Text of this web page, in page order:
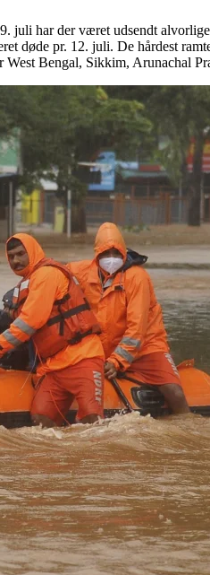
juli har der været udsendt
døde pr. 12. juli. De hårdest
Bengal, Sikkim, Arunachal